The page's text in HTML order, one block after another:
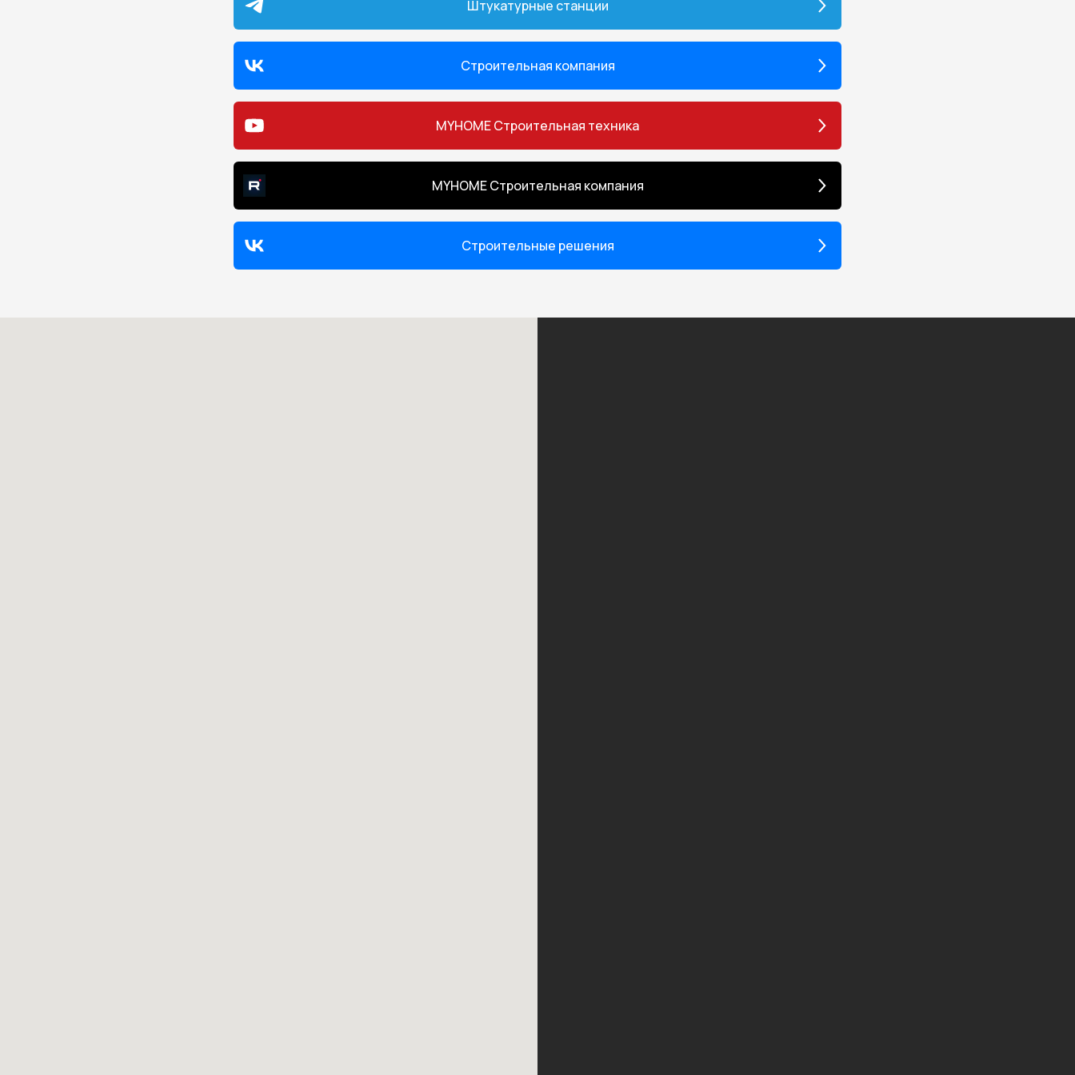
Штукатурные станции
Строительная компания
MYHOME Строительная техника
MYHOME Строительная компания
Строительные решения